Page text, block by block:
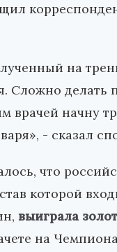
на
Сложно делать
врачей начну
- сказал
что
которой
выиграла
на